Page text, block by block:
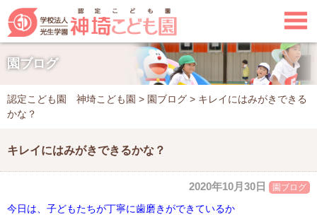

園ブログ
認定こども園 神埼こども園 > 園ブログ > キレイにはみがきできる
かな？
キレイにはみがきできるかな？
2020年10月30日 園ブログ
今日は、子どもたちが丁寧に歯磨きができているか